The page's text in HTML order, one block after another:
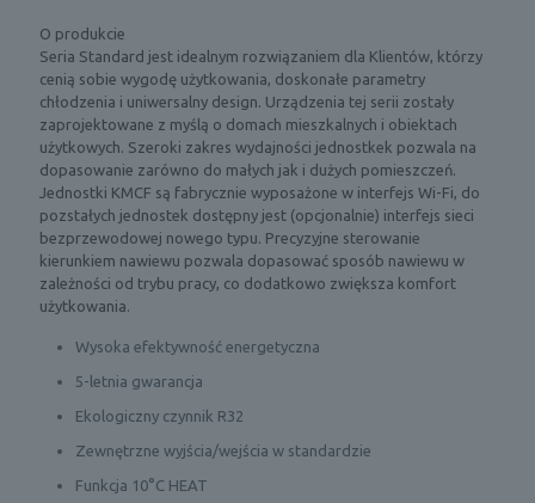
O produkcie
Seria Standard jest idealnym rozwiązaniem dla Klientów, którzy
cenią sobie wygodę użytkowania, doskonałe parametry
chłodzenia i uniwersalny design. Urządzenia tej serii zostały
zaprojektowane z myślą o domach mieszkalnych i obiektach
użytkowych. Szeroki zakres wydajności jednostkek pozwala na
dopasowanie zarówno do małych jak i dużych pomieszczeń.
Jednostki KMCF są fabrycznie wyposażone w interfejs Wi-Fi, do
pozstałych jednostek dostępny jest (opcjonalnie) interfejs sieci
bezprzewodowej nowego typu. Precyzyjne sterowanie
kierunkiem nawiewu pozwala dopasować sposób nawiewu w
zależności od trybu pracy, co dodatkowo zwiększa komfort
użytkowania.
Wysoka efektywność energetyczna
5-letnia gwarancja
Ekologiczny czynnik R32
Zewnętrzne wyjścia/wejścia w standardzie
Funkcja 10°C HEAT